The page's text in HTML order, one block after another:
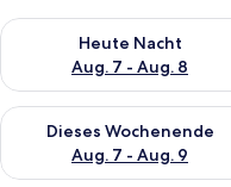
Heute Nacht
Aug. 7 - Aug. 8
Überprüfe die
Dieses Wochenende
Aug. 7 - Aug. 9
Überprüfe die